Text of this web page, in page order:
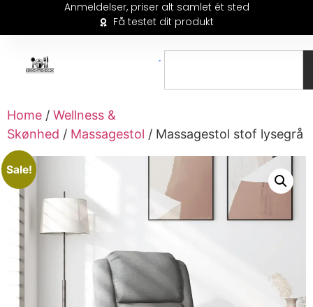
Anmeldelser, priser alt samlet ét sted
Få testet dit produkt
Home / Wellness &
Skønhed / Massagestol / Massagestol stof lysegrå
Sale!